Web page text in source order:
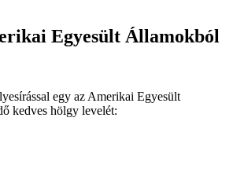
Egyesült Államokból
egy az Amerikai Egyesült
kedves hölgy levelét: